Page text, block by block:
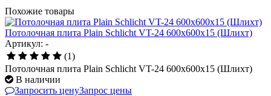
Похожие товары
Потолочная плита Plain Schlicht VT-24 600x600x15 (Шлихт)
Артикул: -
(1)
Потолочная плита Plain Schlicht VT-24 600x600x15 (Шлихт)
В наличии
Запросить ценуЗапрос цены